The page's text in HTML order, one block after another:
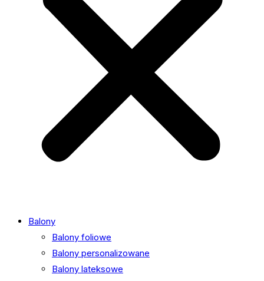
Balony
Balony foliowe
Balony personalizowane
Balony lateksowe